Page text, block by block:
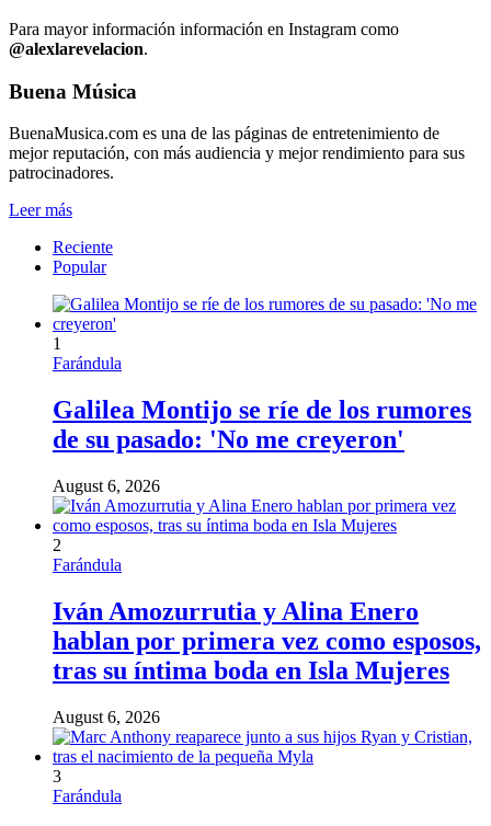
Para mayor información información en Instagram como
@alexlarevelacion.
Buena Música
BuenaMusica.com es una de las páginas de entretenimiento de
mejor reputación, con más audiencia y mejor rendimiento para sus
patrocinadores.
Leer más
Reciente
Popular
1
Farándula
Galilea Montijo se ríe de los rumores
de su pasado: 'No me creyeron'
August 6, 2026
2
Farándula
Iván Amozurrutia y Alina Enero
hablan por primera vez como esposos,
tras su íntima boda en Isla Mujeres
August 6, 2026
3
Farándula